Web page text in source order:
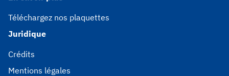
Téléchargez nos plaquettes
Juridique
Crédits
Mentions légales